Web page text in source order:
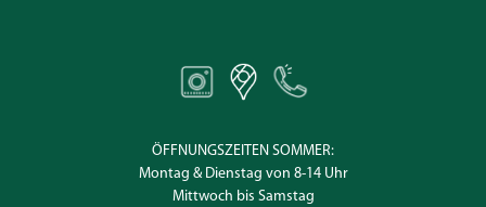
ÖFFNUNGSZEITEN SOMMER:
Montag & Dienstag von 8-14 Uhr
Mittwoch bis Samstag